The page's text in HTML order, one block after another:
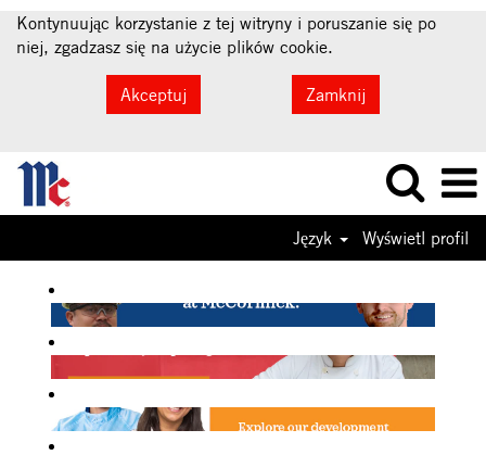
Kontynuując korzystanie z tej witryny i poruszanie się po
niej, zgadzasz się na użycie plików cookie.
Akceptuj Zamknij
Język Wyświetl profil